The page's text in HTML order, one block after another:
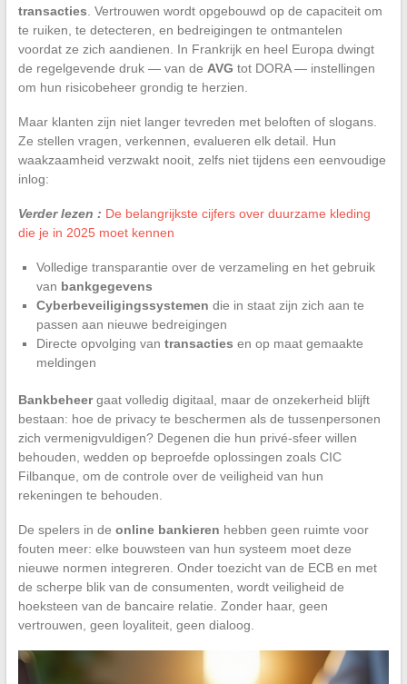
transacties . Vertrouwen wordt opgebouwd op de capaciteit om
te ruiken, te detecteren, en bedreigingen te ontmantelen
voordat ze zich aandienen. In Frankrijk en heel Europa dwingt
de regelgevende druk — van de AVG tot DORA — instellingen
om hun risicobeheer grondig te herzien.
Maar klanten zijn niet langer tevreden met beloften of slogans.
Ze stellen vragen, verkennen, evalueren elk detail. Hun
waakzaamheid verzwakt nooit, zelfs niet tijdens een eenvoudige
inlog:
Verder lezen : De belangrijkste cijfers over duurzame kleding
die je in 2025 moet kennen
Volledige transparantie over de verzameling en het gebruik
van bankgegevens
Cyberbeveiligingssystemen die in staat zijn zich aan te
passen aan nieuwe bedreigingen
Directe opvolging van transacties en op maat gemaakte
meldingen
Bankbeheergaat volledig digitaal, maar de onzekerheid blijft
bestaan: hoe de privacy te beschermen als de tussenpersonen
zich vermenigvuldigen? Degenen die hun privé-sfeer willen
behouden, wedden op beproefde oplossingen zoals CIC
Filbanque, om de controle over de veiligheid van hun
rekeningen te behouden.
De spelers in de online bankieren hebben geen ruimte voor
fouten meer: elke bouwsteen van hun systeem moet deze
nieuwe normen integreren. Onder toezicht van de ECB en met
de scherpe blik van de consumenten, wordt veiligheid de
hoeksteen van de bancaire relatie. Zonder haar, geen
vertrouwen, geen loyaliteit, geen dialoog.